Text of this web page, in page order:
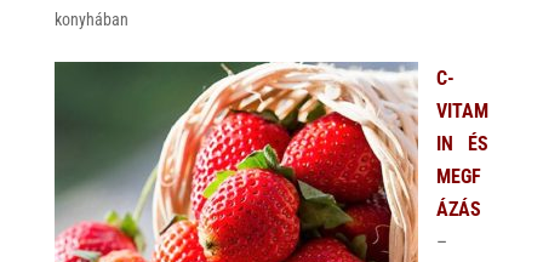
konyhában
C-
VITAM
IN ÉS
MEGF
ÁZÁS
–